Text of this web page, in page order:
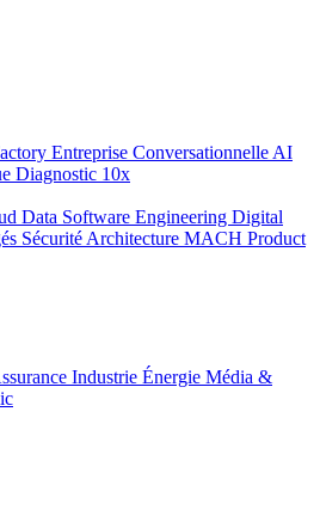
Entreprise Conversationnelle AI
Diagnostic 10x
Data Software Engineering Digital
Sécurité Architecture MACH Product
Industrie Énergie Média &